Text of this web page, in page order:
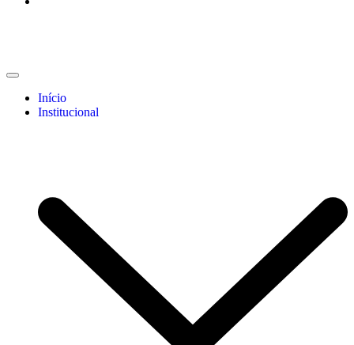
Início
Institucional